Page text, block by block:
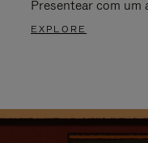
Presentear com um
EXPLORE